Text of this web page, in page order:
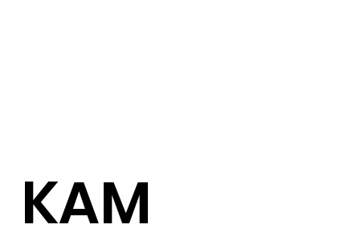
KAM